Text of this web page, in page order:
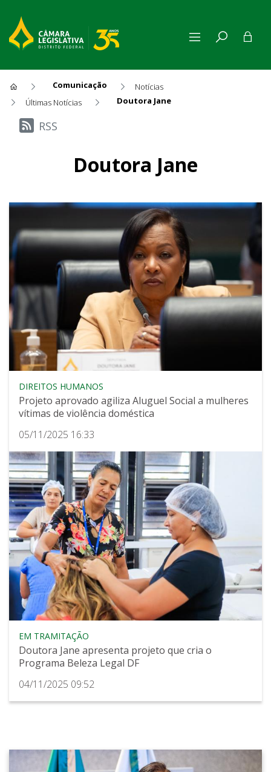
Comunicação
Notícias
Últimas Notícias
Doutora Jane
Últimas Notícias
RSS
Doutora Jane
DIREITOS HUMANOS
Projeto aprovado agiliza Aluguel Social a mulheres
vítimas de violência doméstica
05/11/2025 16:33
EM TRAMITAÇÃO
Doutora Jane apresenta projeto que cria o
Programa Beleza Legal DF
04/11/2025 09:52